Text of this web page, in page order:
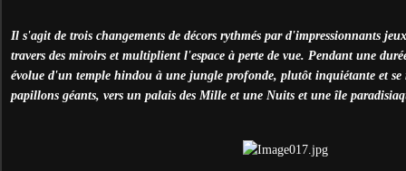
Il s'agit de trois changements de décors rythmés par d'impressionnants
travers des miroirs et multiplient l'espace à perte de vue. Pendant une
évolue d'un temple hindou à une jungle profonde, plutôt inquiétante et se
papillons géants, vers un palais des Mille et une Nuits et une île